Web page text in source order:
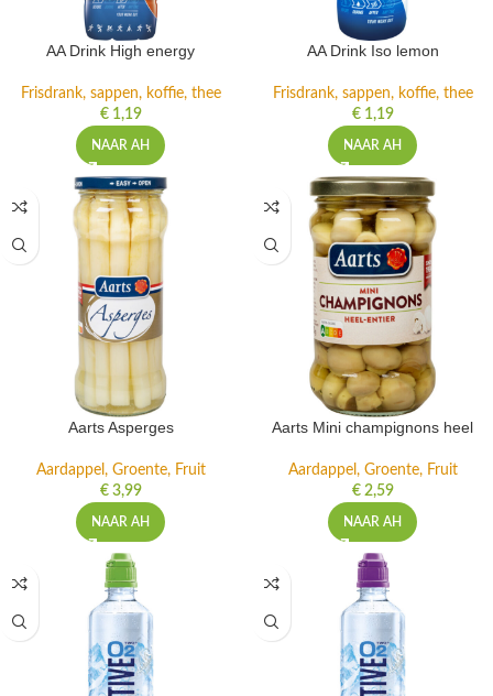
AA Drink High energy
Frisdrank, sappen, koffie, thee
€1,19
NAAR AH
AA Drink Iso lemon
Frisdrank, sappen, koffie, thee
€1,19
NAAR AH
Aarts Asperges
Aardappel, Groente, Fruit
€3,99
NAAR AH
Aarts Mini champignons heel
Aardappel, Groente, Fruit
€2,59
NAAR AH